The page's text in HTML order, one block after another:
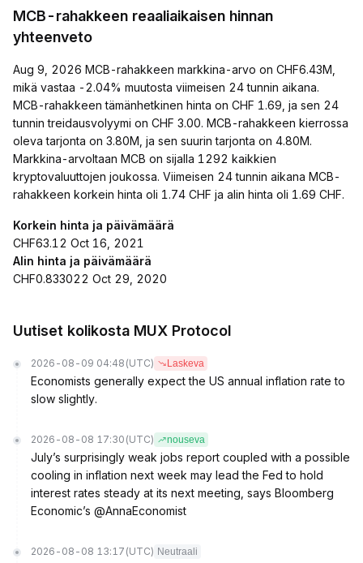
MCB-rahakkeen reaaliaikaisen hinnan
yhteenveto
Aug 9, 2026 MCB-rahakkeen markkina-arvo on CHF6.43M,
mikä vastaa -2.04% muutosta viimeisen 24 tunnin aikana.
MCB-rahakkeen tämänhetkinen hinta on CHF 1.69, ja sen 24
tunnin treidausvolyymi on CHF 3.00. MCB-rahakkeen kierrossa
oleva tarjonta on 3.80M, ja sen suurin tarjonta on 4.80M.
Markkina-arvoltaan MCB on sijalla 1292 kaikkien
kryptovaluuttojen joukossa. Viimeisen 24 tunnin aikana MCB-
rahakkeen korkein hinta oli 1.74 CHF ja alin hinta oli 1.69 CHF.
Korkein hinta ja päivämäärä
CHF63.12 Oct 16, 2021
Alin hinta ja päivämäärä
CHF0.833022 Oct 29, 2020
Uutiset kolikosta MUX Protocol
2026-08-09 04:48 (UTC) Laskeva
Economists generally expect the US annual inflation rate to
slow slightly.
2026-08-08 17:30 (UTC) nouseva
July’s surprisingly weak jobs report coupled with a possible
cooling in inflation next week may lead the Fed to hold
interest rates steady at its next meeting, says Bloomberg
Economic’s @AnnaEconomist
2026-08-08 13:17 (UTC) Neutraali